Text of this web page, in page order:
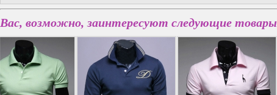
Вас, возможно, заинтересуют следующие товары